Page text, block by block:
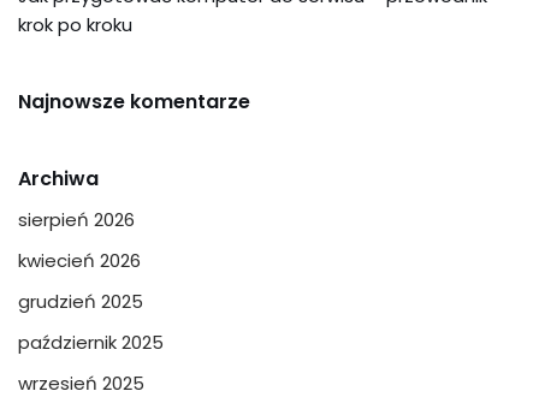
krok po kroku
Najnowsze komentarze
Archiwa
sierpień 2026
kwiecień 2026
grudzień 2025
październik 2025
wrzesień 2025